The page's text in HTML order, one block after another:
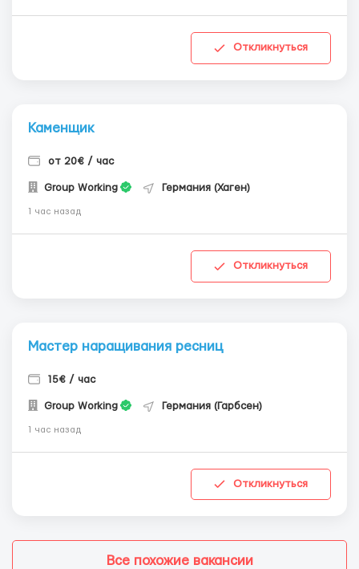
Откликнуться
Каменщик
от 20€ / час
Group Working Германия (Хаген)
1 час назад
Откликнуться
Мастер наращивания ресниц
15€ / час
Group Working Германия (Гарбсен)
1 час назад
Откликнуться
Все похожие вакансии